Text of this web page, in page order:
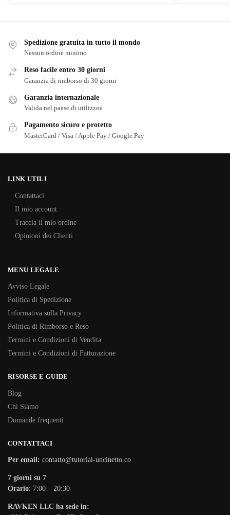
Spedizione gratuita in tutto il mondo
Nessun ordine minimo
Reso facile entro 30 giorni
Garanzia di rimborso di 30 giorni
Garanzia internazionale
Valida nel paese di utilizzoe
Pagamento sicuro e protetto
MasterCard / Visa / Apple Pay / Google Pay
LINK UTILI
Contattaci
Il mio account
Traccia il mio ordine
Opinioni dei Clienti
MENU LEGALE
Avviso Legale
Politica di Spedizione
Informativa sulla Privacy
Politica di Rimborso e Reso
Termini e Condizioni di Vendita
Termini e Condizioni di Fatturazione
RISORSE E GUIDE
Blog
Chi Siamo
Domande frequenti
CONTATTACI
Per email: contatto@tutorial-uncinetto.co
7 giorni su 7
Orario: 7:00 – 20:30
RAVKEN LLC ha sede in: